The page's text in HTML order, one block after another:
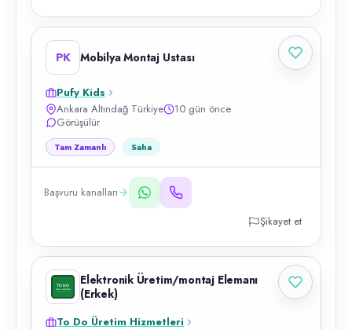
PK Mobilya Montaj Ustası
Pufy Kids
Ankara Altındağ Türkiye
10 gün önce
Görüşülür
Tam Zamanlı Saha
Başvuru kanalları
Şikayet et
Elektronik Üretim/montaj Elemanı
(Erkek)
To Do Üretim Hizmetleri